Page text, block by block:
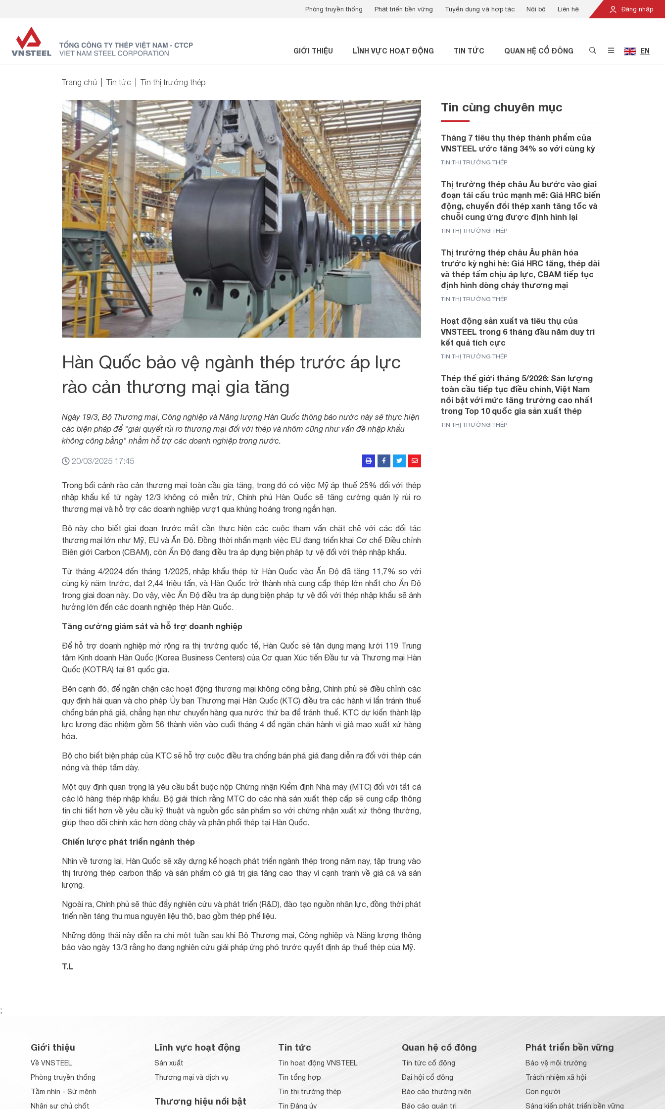
Đăng nhập
Phòng truyền thống Phát triển bền vững Tuyển dụng và hợp tác Nội bộ Liên hệ
GIỚI THIỆU LĨNH VỰC HOẠT ĐỘNG TIN TỨC QUAN HỆ CỔ ĐÔNG EN
Trang chủ Tin tức Tin thị trường thép
Hàn Quốc bảo vệ ngành thép trước áp lực
rào cản thương mại gia tăng
Ngày 19/3, Bộ Thương mại, Công nghiệp và Năng lượng Hàn Quốc thông báo nước này sẽ thực hiện
các biện pháp để "giải quyết rủi ro thương mại đối với thép và nhôm cũng như vấn đề nhập khẩu
không công bằng" nhằm hỗ trợ các doanh nghiệp trong nước.
20/03/2025 17:45
Trong bối cảnh rào cản thương mại toàn cầu gia tăng, trong đó có việc Mỹ áp thuế 25% đối với thép
nhập khẩu kể từ ngày 12/3 không có miễn trừ, Chính phủ Hàn Quốc sẽ tăng cường quản lý rủi ro
thương mại và hỗ trợ các doanh nghiệp vượt qua khủng hoảng trong ngắn hạn.
Bộ này cho biết giai đoạn trước mắt cần thực hiện các cuộc tham vấn chặt chẽ với các đối tác
thương mại lớn như Mỹ, EU và Ấn Độ. Đồng thời nhấn mạnh việc EU đang triển khai Cơ chế Điều chỉnh
Biên giới Carbon (CBAM), còn Ấn Độ đang điều tra áp dụng biện pháp tự vệ đối với thép nhập khẩu.
Từ tháng 4/2024 đến tháng 1/2025, nhập khẩu thép từ Hàn Quốc vào Ấn Độ đã tăng 11,7% so với
cùng kỳ năm trước, đạt 2,44 triệu tấn, và Hàn Quốc trở thành nhà cung cấp thép lớn nhất cho Ấn Độ
trong giai đoạn này. Do vậy, việc Ấn Độ điều tra áp dụng biện pháp tự vệ đối với thép nhập khẩu sẽ ảnh
hưởng lớn đến các doanh nghiệp thép Hàn Quốc.
Tăng cường giám sát và hỗ trợ doanh nghiệp
Để hỗ trợ doanh nghiệp mở rộng ra thị trường quốc tế, Hàn Quốc sẽ tận dụng mạng lưới 119 Trung
tâm Kinh doanh Hàn Quốc (Korea Business Centers) của Cơ quan Xúc tiến Đầu tư và Thương mại Hàn
Quốc (KOTRA) tại 81 quốc gia.
Bên cạnh đó, để ngăn chặn các hoạt động thương mại không công bằng, Chính phủ sẽ điều chỉnh các
quy định hải quan và cho phép Ủy ban Thương mại Hàn Quốc (KTC) điều tra các hành vi lẩn tránh thuế
chống bán phá giá, chẳng hạn như chuyển hàng qua nước thứ ba để tránh thuế. KTC dự kiến thành lập
lực lượng đặc nhiệm gồm 56 thành viên vào cuối tháng 4 để ngăn chặn hành vi giả mạo xuất xứ hàng
hóa.
Bộ cho biết biện pháp của KTC sẽ hỗ trợ cuộc điều tra chống bán phá giá đang diễn ra đối với thép cán
nóng và thép tấm dày.
Một quy định quan trọng là yêu cầu bắt buộc nộp Chứng nhận Kiểm định Nhà máy (MTC) đối với tất cả
các lô hàng thép nhập khẩu. Bộ giải thích rằng MTC do các nhà sản xuất thép cấp sẽ cung cấp thông
tin chi tiết hơn về yêu cầu kỹ thuật và nguồn gốc sản phẩm so với chứng nhận xuất xứ thông thường,
giúp theo dõi chính xác hơn dòng chảy và phân phối thép tại Hàn Quốc.
Chiến lược phát triển ngành thép
Nhìn về tương lai, Hàn Quốc sẽ xây dựng kế hoạch phát triển ngành thép trong năm nay, tập trung vào
thị trường thép carbon thấp và sản phẩm có giá trị gia tăng cao thay vì cạnh tranh về giá cả và sản
lượng.
Ngoài ra, Chính phủ sẽ thúc đẩy nghiên cứu và phát triển (R&D), đào tạo nguồn nhân lực, đồng thời phát
triển nền tảng thu mua nguyên liệu thô, bao gồm thép phế liệu.
Những động thái này diễn ra chỉ một tuần sau khi Bộ Thương mại, Công nghiệp và Năng lượng thông
báo vào ngày 13/3 rằng họ đang nghiên cứu giải pháp ứng phó trước quyết định áp thuế thép của Mỹ.
T.L
Tin cùng chuyên mục
Tháng 7 tiêu thụ thép thành phẩm của
VNSTEEL ước tăng 34% so với cùng kỳ
TIN THỊ TRƯỜNG THÉP
Thị trường thép châu Âu bước vào giai
đoạn tái cấu trúc mạnh mẽ: Giá HRC biến
động, chuyển đổi thép xanh tăng tốc và
chuỗi cung ứng được định hình lại
TIN THỊ TRƯỜNG THÉP
Thị trường thép châu Âu phân hóa
trước kỳ nghỉ hè: Giá HRC tăng, thép dài
và thép tấm chịu áp lực, CBAM tiếp tục
định hình dòng chảy thương mại
TIN THỊ TRƯỜNG THÉP
Hoạt động sản xuất và tiêu thụ của
VNSTEEL trong 6 tháng đầu năm duy trì
kết quả tích cực
TIN THỊ TRƯỜNG THÉP
Thép thế giới tháng 5/2026: Sản lượng
toàn cầu tiếp tục điều chỉnh, Việt Nam
nổi bật với mức tăng trưởng cao nhất
trong Top 10 quốc gia sản xuất thép
TIN THỊ TRƯỜNG THÉP
;
Giới thiệu
Về VNSTEEL
Phòng truyền thống
Tầm nhìn - Sứ mệnh
Nhân sự chủ chốt
Lĩnh vực hoạt động
Sản xuất
Thương mại và dịch vụ
Thương hiệu nổi bật
Tin tức
Tin hoạt động VNSTEEL
Tin tổng hợp
Tin thị trường thép
Tin Đảng ủy
Quan hệ cổ đông
Tin tức cổ đông
Đại hội cổ đông
Báo cáo thường niên
Báo cáo quản trị
Phát triển bền vững
Bảo vệ môi trường
Trách nhiệm xã hội
Con người
Sáng kiến phát triển bền vững